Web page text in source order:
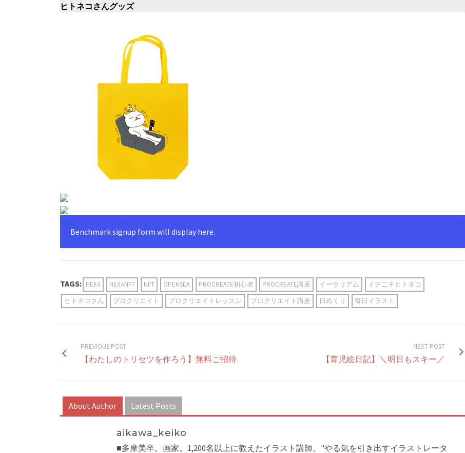
ヒトネコさんグッズ
Benchmark signup form will display here.
TAGS: HEXA HEXANFT NFT OPENSEA PROCREATE初心者 PROCREATE講座 イーサリアム
イチニチヒトネコ
ヒトネコさん
プロクリエイト プロクリエイトレッスン プロクリエイト講座 日めくり 毎日イラスト
PREVIOUS POST
【わたしのトリセツを作ろう】無料ご招待
NEXT POST
【育児絵日記】＼明日もスキー／
About Author Latest Posts
aikawa_keiko
■多摩美卒。画家。1,200名以上に教えたイラスト講師。"やる気を引き出すイラストレータ